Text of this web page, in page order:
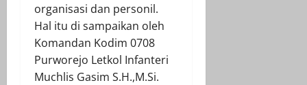
organisasi dan personil.
Hal itu di sampaikan oleh
Komandan Kodim 0708
Purworejo Letkol Infanteri
Muchlis Gasim S.H.,M.Si.